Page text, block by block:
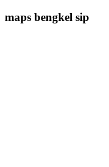
maps bengkel sip